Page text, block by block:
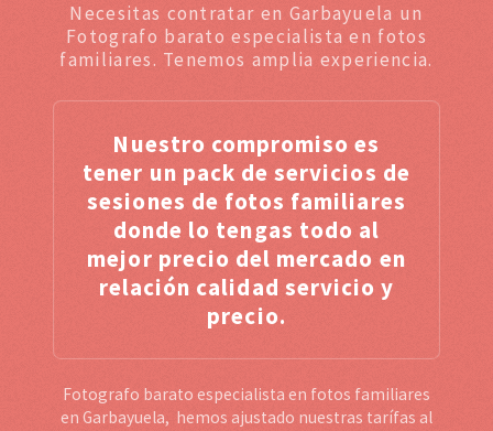
Necesitas contratar en Garbayuela un
Fotografo barato especialista en fotos
familiares. Tenemos amplia experiencia.
Nuestro compromiso es
tener un pack de servicios de
sesiones de fotos familiares
donde lo tengas todo al
mejor precio del mercado en
relación calidad servicio y
precio.
Fotografo barato especialista en fotos familiares
en Garbayuela, hemos ajustado nuestras tarífas al